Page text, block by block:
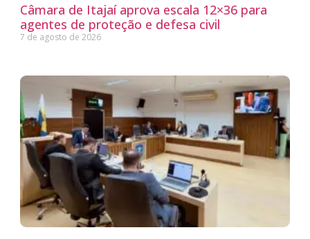
Câmara de Itajaí aprova escala 12×36 para
agentes de proteção e defesa civil
7 de agosto de 2026